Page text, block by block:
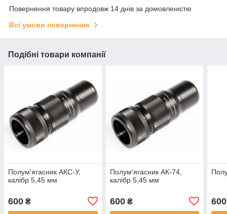
Повернення товару впродовж 14 днів за домовленістю
Всі умови повернення
Подібні товари компанії
Полум'ягасник АКС-У,
калібр 5,45 мм
600 ₴
Полум'ягасник АК-74,
калібр 5,45 мм
600₴ 600